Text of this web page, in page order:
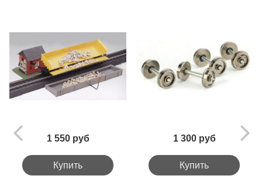
1 550 руб
Купить
1 300 руб
Купить